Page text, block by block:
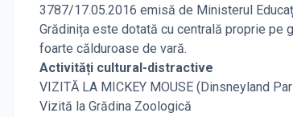
3787/17.05.2016 emisă de Ministerul
Grădinița este dotată cu centrală proprie pe
foarte călduroase de vară.
Activități cultural-distractive
VIZITĂ LA MICKEY MOUSE (Dinsneyland
Vizită la Grădina Zoologică